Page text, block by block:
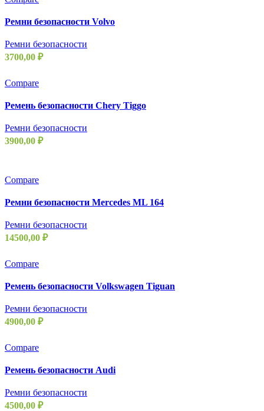
Ремни безопасности Volvo
Ремни безопасности
3700,00 ₽
Compare
Ремень безопасности Chery Tiggo
Ремни безопасности
3900,00 ₽
Compare
Ремни безопасности Mercedes ML 164
Ремни безопасности
14500,00 ₽
Compare
Ремень безопасности Volkswagen Tiguan
Ремни безопасности
4900,00 ₽
Compare
Ремень безопасности Audi
Ремни безопасности
4500,00 ₽